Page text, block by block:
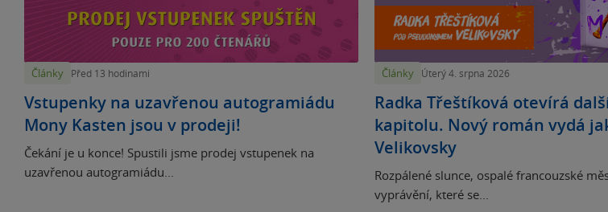
Články Před 13 hodinami
Vstupenky na uzavřenou autogramiádu
Mony Kasten jsou v prodeji!
Čekání je u konce! Spustili jsme prodej vstupenek na
uzavřenou autogramiádu...
Články Úterý 4. srpna 2026
Radka Třeštíková otevírá
kapitolu. Nový román vydá
Velikovsky
Rozpálené slunce, ospalé francouzské
vyprávění, které se...